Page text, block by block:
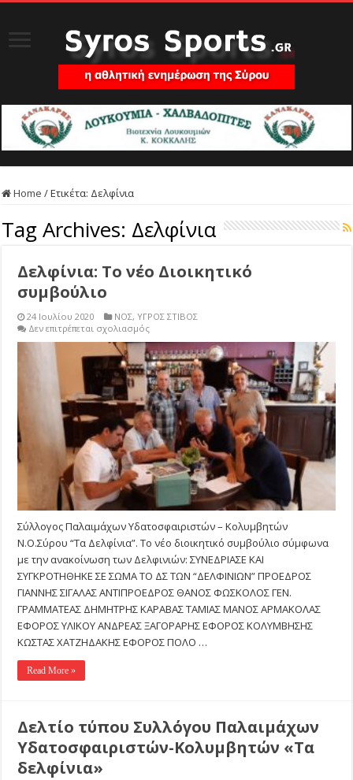
Home /Ετικέτα: Δελφίνια
Tag Archives: Δελφίνια
Δελφίνια: Το νέο Διοικητικό
συμβούλιο
24 Ιουλίου 2020 ΝΟΣ,ΥΓΡΟΣ ΣΤΙΒΟΣ
Δεν επιτρέπεται σχολιασμόςστο
Το
νέο
Διοικητικό
συμβούλιο
Σύλλογος Παλαιμάχων Υδατοσφαιριστών – Κολυμβητών
Ν.Ο.Σύρου “Τα Δελφίνια”. Το νέο διοικητικό συμβούλιο σύμφωνα
με την ανακοίνωση των Δελφινιών: ΣΥΝΕΔΡΙΑΣΕ ΚΑΙ
ΣΥΓΚΡΟΤΗΘΗΚΕ ΣΕ ΣΩΜΑ ΤΟ ΔΣ ΤΩΝ “ΔΕΛΦΙΝΙΩΝ” ΠΡΟΕΔΡΟΣ
ΓΙΑΝΝΗΣ ΣΙΓΑΛΑΣ ΑΝΤΙΠΡΟΕΔΡΟΣ ΘΑΝΟΣ ΦΩΣΚΟΛΟΣ ΓΕΝ.
ΓΡΑΜΜΑΤΕΑΣ ΔΗΜΗΤΡΗΣ ΚΑΡΑΒΑΣ ΤΑΜΙΑΣ ΜΑΝΟΣ ΑΡΜΑΚΟΛΑΣ
ΕΦΟΡΟΣ ΥΛΙΚΟΥ ΑΝΔΡΕΑΣ ΞΑΓΟΡΑΡΗΣ ΕΦΟΡΟΣ ΚΟΛΥΜΒΗΣΗΣ
ΚΩΣΤΑΣ ΧΑΤΖΗΔΑΚΗΣ ΕΦΟΡΟΣ ΠΟΛΟ …
Read More »
Δελτίο τύπου Συλλόγου Παλαιμάχων
Υδατοσφαιριστών-Κολυμβητών «Τα
δελφίνια»